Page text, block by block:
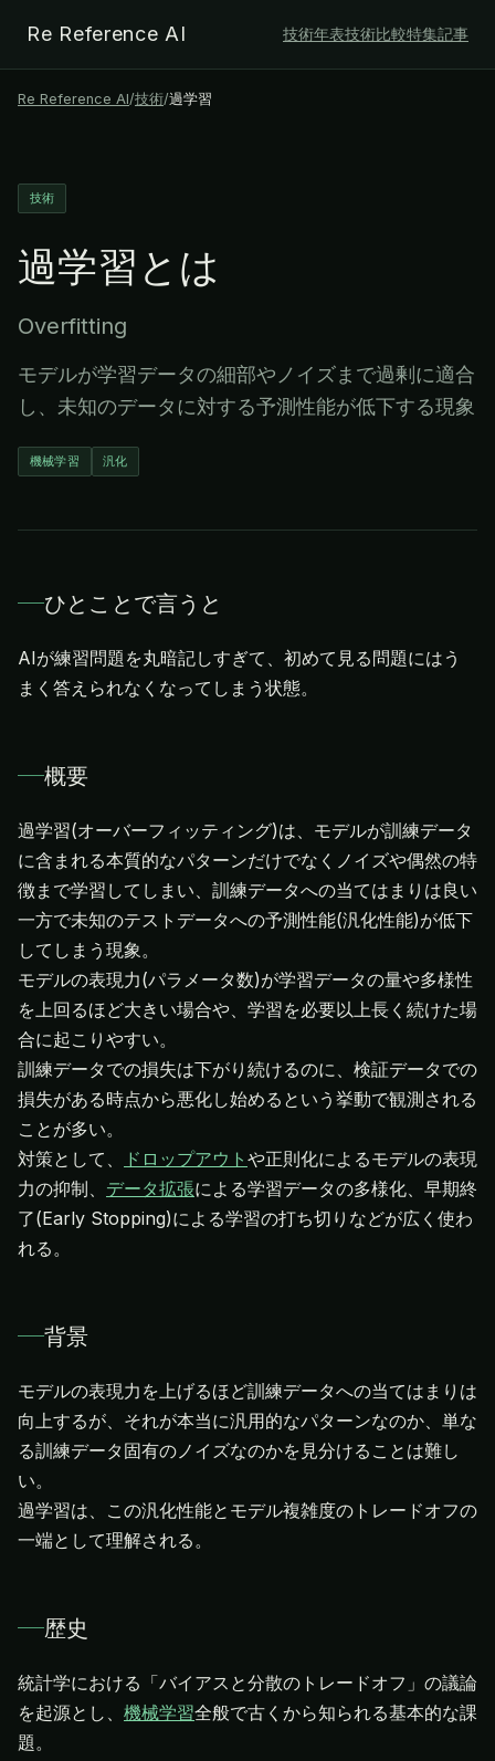
Re Reference AI 技術年表技術比較特集記事
Re Reference AI/技術/過学習
技術
過学習とは
Overfitting
モデルが学習データの細部やノイズまで過剰に適合
し、未知のデータに対する予測性能が低下する現象
機械学習 汎化
ひとことで言うと
AIが練習問題を丸暗記しすぎて、初めて見る問題にはう
まく答えられなくなってしまう状態。
概要
過学習(オーバーフィッティング)は、モデルが訓練データ
に含まれる本質的なパターンだけでなくノイズや偶然の特
徴まで学習してしまい、訓練データへの当てはまりは良い
一方で未知のテストデータへの予測性能(汎化性能)が低下
してしまう現象。
モデルの表現力(パラメータ数)が学習データの量や多様性
を上回るほど大きい場合や、学習を必要以上長く続けた場
合に起こりやすい。
訓練データでの損失は下がり続けるのに、検証データでの
損失がある時点から悪化し始めるという挙動で観測される
ことが多い。
対策として、
ドロップアウト や正則化によるモデルの表現
力の抑制、 データ拡張による学習データの多様化、早期終
了(Early Stopping)による学習の打ち切りなどが広く使わ
れる。
背景
モデルの表現力を上げるほど訓練データへの当てはまりは
向上するが、それが本当に汎用的なパターンなのか、単な
る訓練データ固有のノイズなのかを見分けることは難し
い。
過学習は、この汎化性能とモデル複雑度のトレードオフの
一端として理解される。
歴史
統計学における「バイアスと分散のトレードオフ」の議論
を起源とし、 機械学習全般で古くから知られる基本的な課
題。